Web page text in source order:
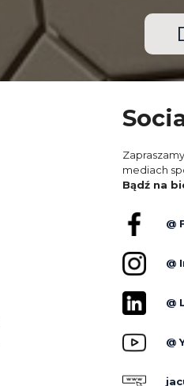
mediach
Bądź na
@
@
@
@